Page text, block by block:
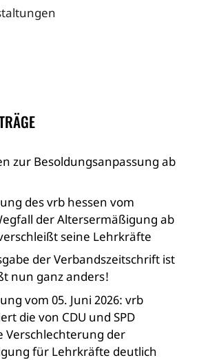
zur Besoldungsanpassung ab
des vrb hessen vom
der Altersermäßigung ab
seine Lehrkräfte
der Verbandszeitschrift ist
nun ganz anders!
vom 05. Juni 2026: vrb
die von CDU und SPD
Verschlechterung der
für Lehrkräfte deutlich